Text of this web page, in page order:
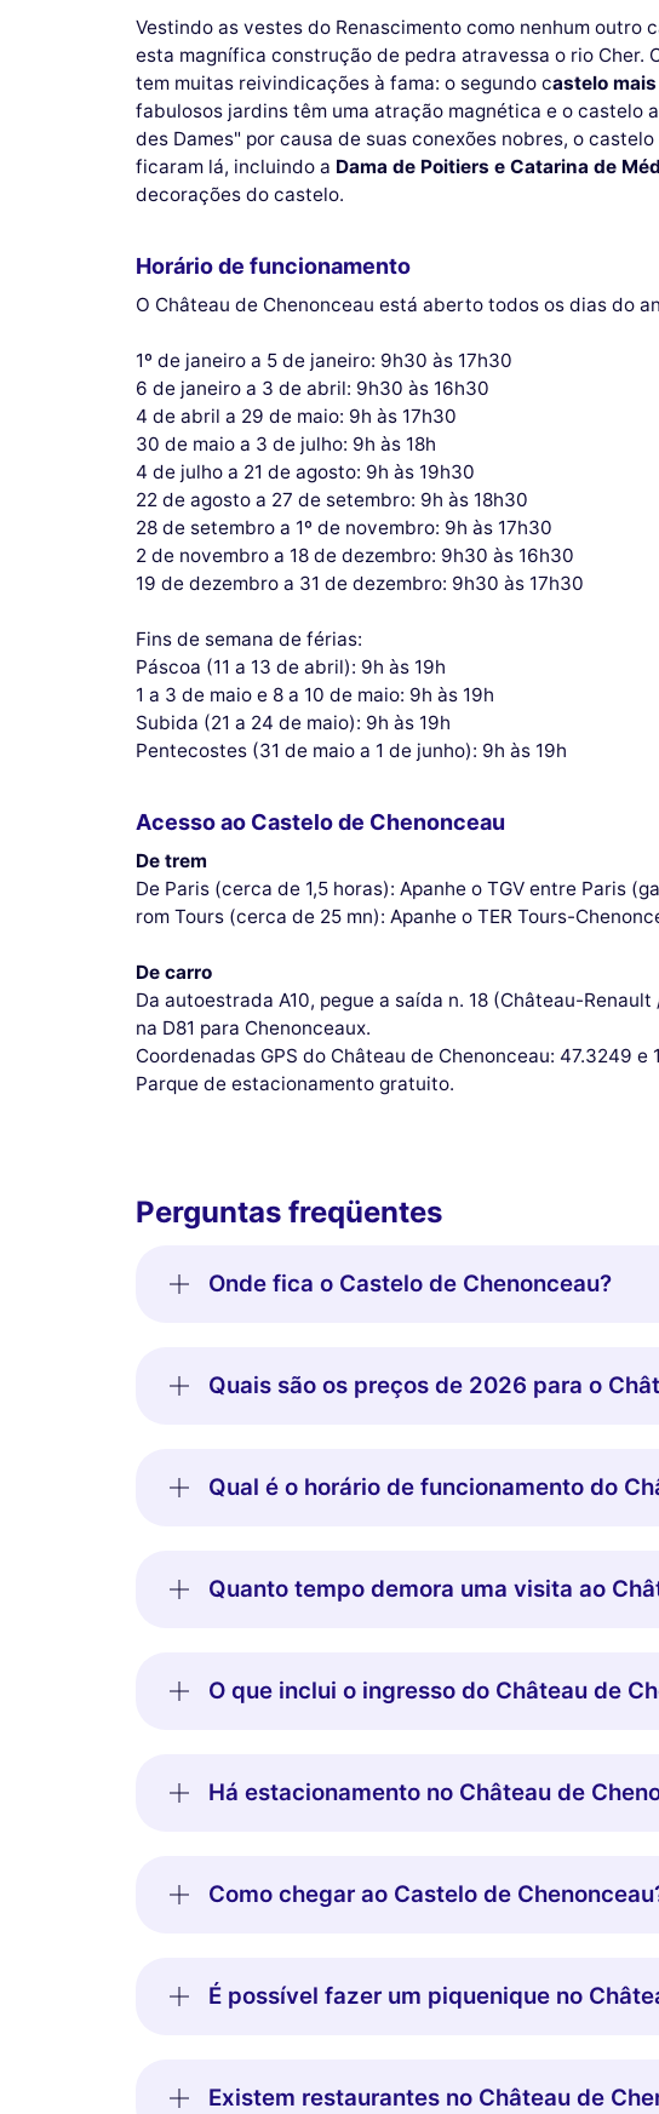
Vestindo as vestes do Renascimento como nenhum outro
esta magnífica construção de pedra atravessa o rio Cher.
tem muitas reivindicações à fama: o segundo castelo
fabulosos jardins têm uma atração magnética e o castelo
des Dames" por causa de suas conexões nobres, o
ficaram lá, incluindo a Dama de Poitiers e Catarina de
decorações do castelo.
Horário de funcionamento
O Château de Chenonceau está aberto todos os dias do
1º de janeiro a 5 de janeiro: 9h30 às 17h30
6 de janeiro a 3 de abril: 9h30 às 16h30
4 de abril a 29 de maio: 9h às 17h30
30 de maio a 3 de julho: 9h às 18h
4 de julho a 21 de agosto: 9h às 19h30
22 de agosto a 27 de setembro: 9h às 18h30
28 de setembro a 1º de novembro: 9h às 17h30
2 de novembro a 18 de dezembro: 9h30 às 16h30
19 de dezembro a 31 de dezembro: 9h30 às 17h30
Fins de semana de férias:
Páscoa (11 a 13 de abril): 9h às 19h
1 a 3 de maio e 8 a 10 de maio: 9h às 19h
Subida (21 a 24 de maio): 9h às 19h
Pentecostes (31 de maio a 1 de junho): 9h às 19h
Acesso ao Castelo de Chenonceau
De trem
De Paris (cerca de 1,5 horas): Apanhe o TGV entre Paris
rom Tours (cerca de 25 mn): Apanhe o TER Tours-
De carro
Da autoestrada A10, pegue a saída n. 18 (Château-
na D81 para Chenonceaux.
Coordenadas GPS do Château de Chenonceau: 47.3249 e
Parque de estacionamento gratuito.
Perguntas freqüentes
Onde fica o Castelo de Chenonceau?
Quais são os preços de 2026 para o
Qual é o horário de funcionamento do
Quanto tempo demora uma visita ao
O que inclui o ingresso do Château de
Há estacionamento no Château de
Como chegar ao Castelo de
É possível fazer um piquenique no
Existem restaurantes no Château de